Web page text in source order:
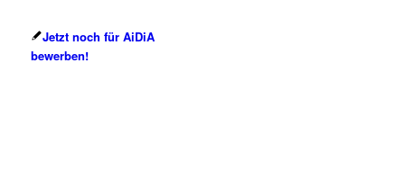
Jetzt noch für AiDiA
bewerben!